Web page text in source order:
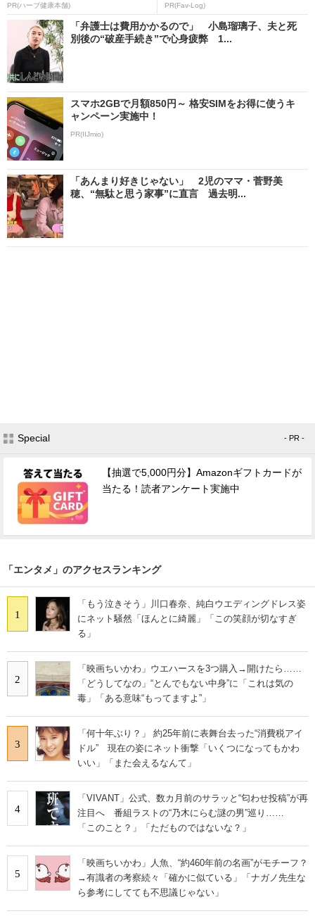
PR(ハーブ健康本舗) PR(Fav-Log)
「弁護士は費用かかるので」 小島瑠璃子、夫と死
別後の“破産手続き”で心身疲弊 1...
スマホ2GBで月額850円～ 格安SIMをお得に使うキ
ャンペーン実施中！
PR(IIJmio)
「あんまり好きじゃない」 2児のママ・菅野美
穂、“無駄と思う家事”に直言 過去明...
Special - PR -
【抽選で5,000円分】Amazonギフトカードが
当たる！読者アンケート実施中
「エンタメ」のアクセスランキング
1
「もう泣きそう」川口春奈、純白ウエディングドレス姿
にネット騒然「ほんとに綺麗」「この笑顔が切なすぎ
る」
2
「映画ちいかわ」ウエハースを3つ購入→開けたら……
「どうしてなの」“とんでもない中身”に「これは気の
毒」「ある意味“もってますよ”」
3
「何十年ぶり？」 約25年前に表舞台去った“消費税アイ
ドル” 現在の姿にネット衝撃「いくつになってもかわ
いい」「また会えるなんて」
4
「VIVANT」公式、数カ月前のサラッと“匂わせ投稿”が再
注目へ 番組ラストの“乃木にらむ謎の男”巡り……
「このこと？」「ただものではないな？」
5
「映画ちいかわ」人魚、“約460年前の名画”がモチーフ？
→有識者の考察続々「確かに似ている」「ナガノ先生な
ら参考にしてても不思議じゃない」